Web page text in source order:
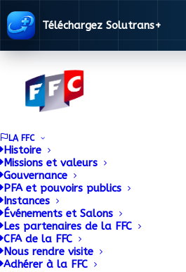
Téléchargez Solutrans+
LA FFC
Histoire
Missions et valeurs
Gouvernance
PFA et pouvoirs publics
Instances
Événements et Salons
Les partenaires de la FFC
CFA de la FFC
Nous rendre visite
Adhérer à la FFC
SOLUTRANS
le signe de la
virtuelle